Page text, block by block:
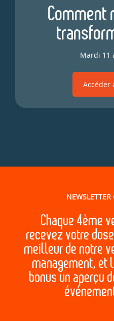
Mardi 11
Accéder
Chaque 4ème
recevez votre dose
meilleur de notre
management, et
bonus un aperçu